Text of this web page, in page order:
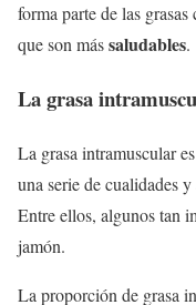
forma parte de las
que son mássaludables.
La grasa
La grasa intramuscular
una serie de cualidades
Entre ellos, algunos tan
jamón.
La proporción de grasa